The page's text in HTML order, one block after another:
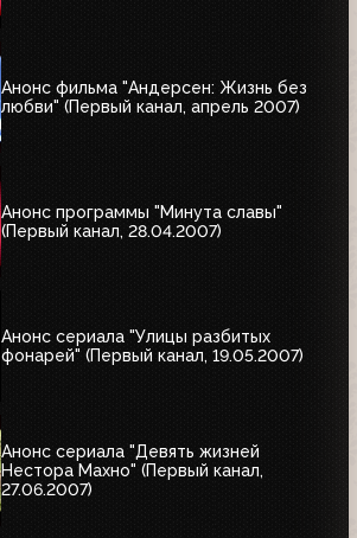
Анонс фильма "Андерсен: Жизнь без
любви" (Первый канал, апрель 2007)
Анонс программы "Минута славы"
(Первый канал, 28.04.2007)
Анонс сериала "Улицы разбитых
фонарей" (Первый канал, 19.05.2007)
Анонс сериала "Девять жизней
Нестора Махно" (Первый канал,
27.06.2007)